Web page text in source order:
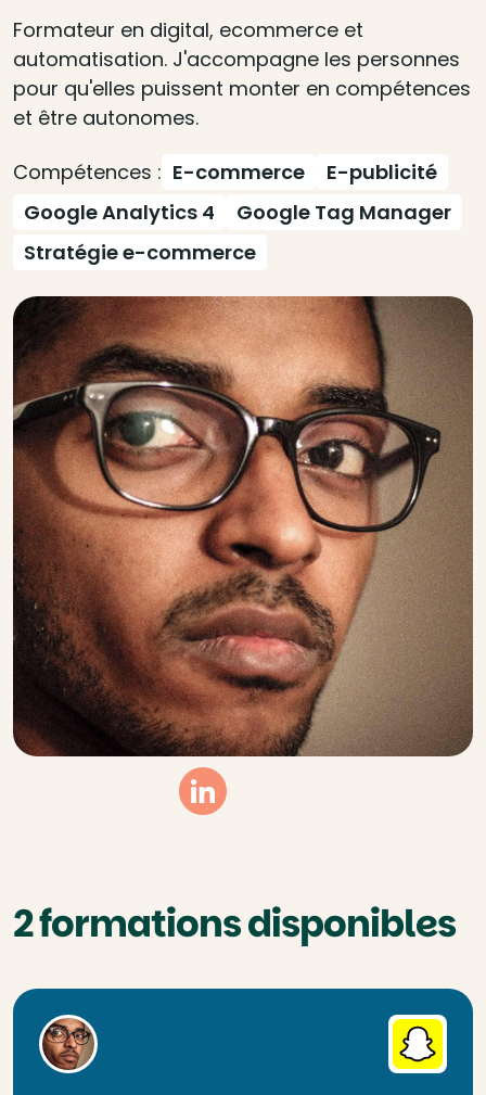
Formateur en digital, ecommerce et
automatisation. J'accompagne les personnes
pour qu'elles puissent monter en compétences
et être autonomes.
Compétences : E-commerce
E-publicité
Google Analytics 4
Google Tag Manager
Stratégie e-commerce
Linkedin
2 formations disponibles